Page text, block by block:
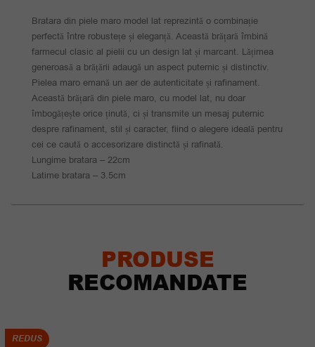
Bratara din piele maro model lat reprezintă o combinație
perfectă între robustețe și eleganță. Această brățară îmbină
farmecul clasic al pielii cu un design lat și marcant. Lățimea
generoasă a brățării adaugă un aspect puternic și distinctiv.
Pielea maro emană un aer de autenticitate și rafinament.
Această brățară din piele maro, cu model lat, nu doar
îmbogățește orice ținută, ci și transmite un mesaj puternic
despre rafinament, stil și caracter, fiind o alegere ideală pentru
cei ce caută o accesorizare distinctă și rafinată.
Lungime bratara – 22cm
Latime bratara – 3.5cm
PRODUSE
RECOMANDATE
REDUS